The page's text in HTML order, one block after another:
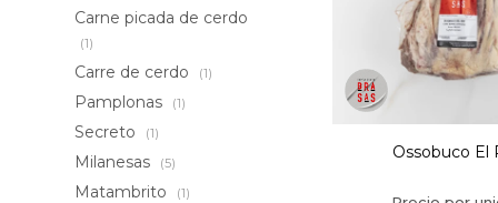
Ossobuco El
Carne picada de cerdo
(1)
Carre de cerdo (1)
Pamplonas (1)
Secreto (1)
Milanesas (5)
Matambrito (1)